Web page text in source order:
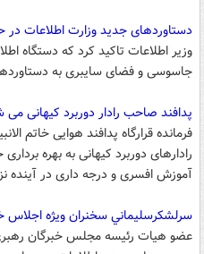
دستاوردهای جدید وزارت اطلاعات
وزیر اطلاعات تاکید کرد که دستگاه
جاسوسی و فضای سایبری به
پدافند صاحب رادار دوربرد کیهانی می
فرمانده قرارگاه پدافند هوایی خاتم
رادارهای دوربرد کیهانی به بهره
آموزش افسری و درجه داری در آینده
سرلشكرسليماني سخنران ويژه اجلاس
عضو هيات رئيسه مجلس خبرگان